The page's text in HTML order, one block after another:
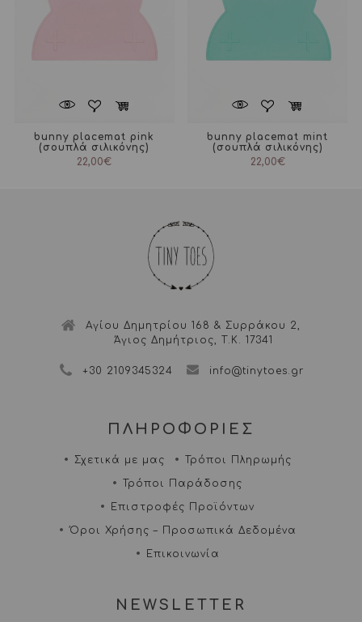
bunny placemat pink
(σουπλά σιλικόνης)
22,00€
bunny placemat mint
(σουπλά σιλικόνης)
22,00€
Αγίου Δημητρίου 168 & Συρράκου 2,
Άγιος Δημήτριος, Τ.Κ. 17341
+30 2109345324 info@tinytoes.gr
ΠΛΗΡΟΦΟΡΙΕΣ
Σχετικά με μας Τρόποι Πληρωμής
Τρόποι Παράδοσης
Επιστροφές Προϊόντων
Όροι Χρήσης – Προσωπικά Δεδομένα
Επικοινωνία
NEWSLETTER